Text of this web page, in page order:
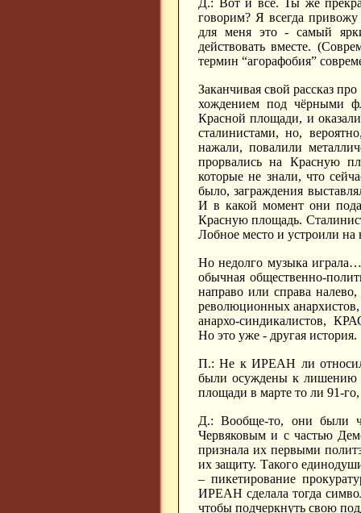
говорим? Я всегда
для меня это - самый
действовать вместе.
термин “агорафобия”
Заканчивая свой рассказ
хождением под чёрными
Красной площади, и
сталинистами, но,
нажали, повалили
прорвались на Красную
которые не знали, что
было, заграждения
И в какой момент они
Красную площадь.
Лобное место и устроили
Но недолго музыка
обычная общественно-
направо или справа
революционных
анархо-синдикалистов,
Но это уже - другая история.
П.: Не к ИРЕАН ли
были осуждены к лишению
площади в марте то ли 91-го,
Д.: Вообще-то, они были
Червяковым и с частью
признала их первыми
их защиту. Такого
– пикетирование
ИРЕАН сделала тогда
чтобы подчеркнуть свою